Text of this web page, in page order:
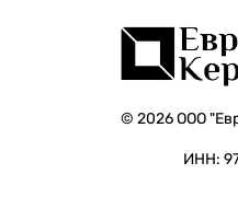
© 2026 ООО
ИНН: